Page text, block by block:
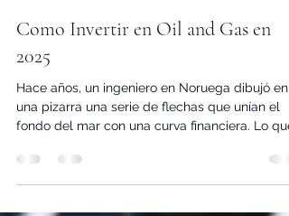
Como Invertir en Oil and Gas en
2025
Hace años, un ingeniero en Noruega dibujó en
una pizarra una serie de flechas que unían el
fondo del mar con una curva financiera. Lo